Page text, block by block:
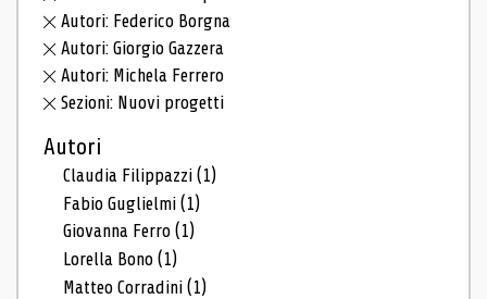
Autori: Federico Borgna
Autori: Giorgio Gazzera
Autori: Michela Ferrero
Sezioni: Nuovi progetti
Autori
Claudia Filippazzi(1)
Fabio Guglielmi(1)
Giovanna Ferro(1)
Lorella Bono(1)
Matteo Corradini(1)